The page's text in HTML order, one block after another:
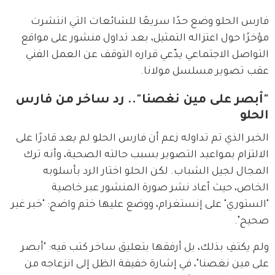
فارس الحلو وضع حدًا سريعًا للشائعات التي انتشرت
مؤخرًا حول اعتزاله التمثيل، بعد تداول منشور على مواقع
التواصل الاجتماعي يدّعي قراره التوقف عن العمل الفني
عقب تصوير مسلسل مولانا.
"أبصر على مين نغصنا".. رد ساخر من فارس
الحلو
الخبر الذي تم تداوله زعم أن فارس الحلو لم يعد قادرًا على
الالتزام بمواعيد التصوير بسبب حالته الصحية، وأنه ترك
المجال لجيل الشباب. لكن الحلو اختار الرد بأسلوبه
الخاص، حيث أعاد نشر صورة المنشور عبر خاصية
"الستوري" على إنستغرام، ووضع عليها ختم واضح: "خبر غير
صحيح".
ولم يكتفِ بذلك، بل أرفقها بتعليق ساخر كتب فيه: "أبصر
على مين نغصنا"، في إشارة خفيفة الظل إلى انزعاجه من